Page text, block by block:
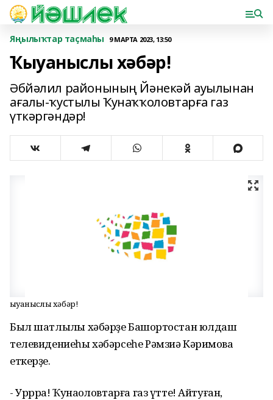
Яңылыҡтар таҫмаһы 9 МАРТА 2023, 13:50
Ҡыуаныслы хәбәр!
Әбйәлил районының Йәнекәй ауылынан
ағалы-ҡустылы Ҡунаҡҡоловтарға газ
үткәргәндәр!
Ҡыуаныслы хәбәр!
Был шатлыҡлы хәбәрҙе Башҡортостан юлдаш
телевидениеһы хәбәрсеһе Рәмзиә Кәримова
еткерҙе.
- Уррра! Ҡунаҡҡоловтарға газ үтте! Айтуған,